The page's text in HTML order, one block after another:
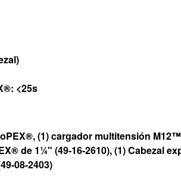
<25s
(1) cargador multitensión
de 1¼" (49-16-2610), (1) Cabezal
08-2403)